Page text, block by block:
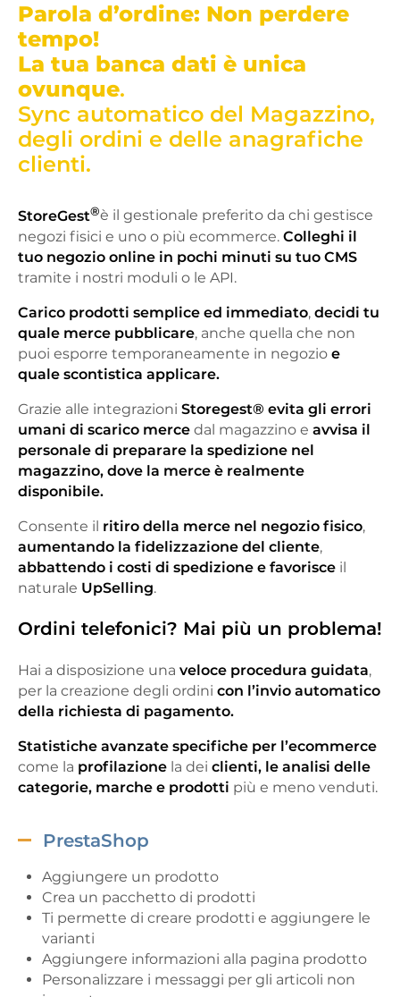
Parola d’ordine: Non perdere
tempo!
La tua banca dati è unica
ovunque.
Sync automatico del Magazzino,
degli ordini e delle anagrafiche
clienti.
StoreGest®è il gestionale preferito da chi gestisce
negozi fisici e uno o più ecommerce. Colleghi il
tuo negozio online in pochi minuti su tuo CMS
tramite i nostri moduli o le API.
Carico prodotti semplice ed immediato, decidi tu
quale merce pubblicare, anche quella che non
puoi esporre temporaneamente in negozio e
quale scontistica applicare.
Grazie alle integrazioni Storegest® evita gli errori
umani di scarico merce dal magazzino e avvisa il
personale di preparare la spedizione nel
magazzino, dove la merce è realmente
disponibile.
Consente il ritiro della merce nel negozio fisico,
aumentando la fidelizzazione del cliente,
abbattendo i costi di spedizione e favorisce il
naturale UpSelling.
Ordini telefonici? Mai più un problema!
Hai a disposizione una veloce procedura guidata,
per la creazione degli ordini con l’invio automatico
della richiesta di pagamento.
Statistiche avanzate specifiche per l’ecommerce
come la profilazione la dei clienti, le analisi delle
categorie, marche e prodotti più e meno venduti.
PrestaShop
Aggiungere un prodotto
Crea un pacchetto di prodotti
Ti permette di creare prodotti e aggiungere le
varianti
Aggiungere informazioni alla pagina prodotto
Personalizzare i messaggi per gli articoli non